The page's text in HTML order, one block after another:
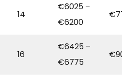
14
€6025 –
€6200
16
€6425 –
€6775